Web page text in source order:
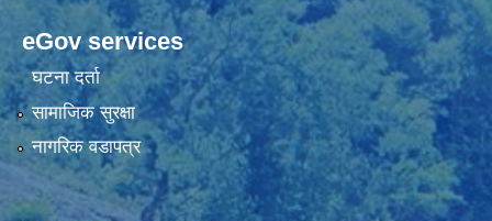
eGov services
घटना दर्ता
सामाजिक सुरक्षा
नागरिक वडापत्र